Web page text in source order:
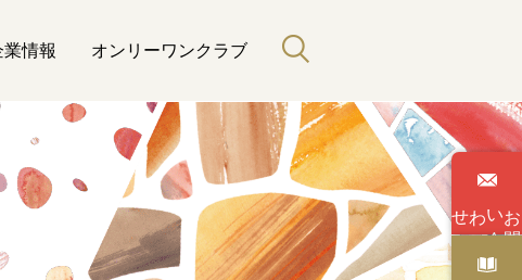
い
わせ
業情報 オンリーワンクラブ